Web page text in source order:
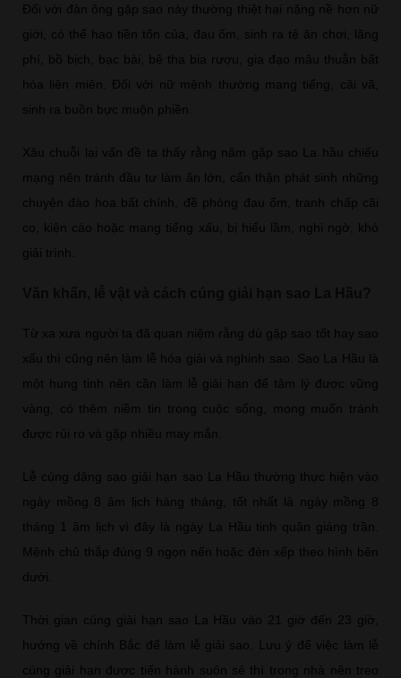
Đối với đàn ông gặp sao này thường thiệt hại nặng nề hơn nữ
giới, có thể hao tiền tốn của, đau ốm, sinh ra tệ ăn chơi, lãng
phí, bồ bịch, bạc bài, bê tha bia rượu, gia đạo mâu thuẫn bất
hòa liên miên. Đối với nữ mệnh thường mang tiếng, cãi vã,
sinh ra buồn bực muộn phiền.
Xâu chuỗi lại vấn đề ta thấy rằng năm gặp sao La hầu chiếu
mạng nên tránh đầu tư làm ăn lớn, cẩn thận phát sinh những
chuyện đào hoa bất chính, đề phòng đau ốm, tranh chấp cãi
cọ, kiện cáo hoặc mang tiếng xấu, bị hiểu lầm, nghi ngờ, khó
giải trình.
Từ xa xưa người ta đã quan niệm rằng dù gặp sao tốt hay sao
xấu thì cũng nên làm lễ hóa giải và nghinh sao. Sao La Hầu là
một hung tinh nên cần làm lễ giải hạn để tâm lý được vững
vàng, có thêm niềm tin trong cuộc sống, mong muốn tránh
được rủi ro và gặp nhiều may mắn.
Lễ cúng dâng sao giải hạn sao La Hầu thường thực hiện vào
ngày mồng 8 âm lịch hàng tháng, tốt nhất là ngày mồng 8
tháng 1 âm lịch vì đây là ngày La Hầu tinh quân giáng trần.
Mệnh chủ thắp đúng 9 ngọn nến hoặc đèn xếp theo hình bên
dưới.
Thời gian cúng giải hạn sao La Hầu vào 21 giờ đến 23 giờ,
hướng về chính Bắc để làm lễ giải sao. Lưu ý để việc làm lễ
cúng giải hạn được tiến hành suôn sẻ thì trong nhà nên treo